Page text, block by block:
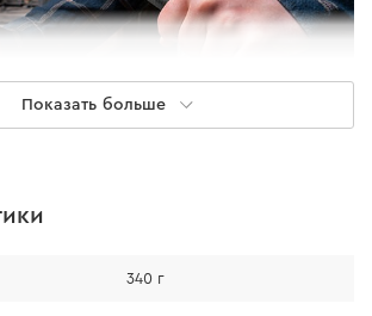
резина, обеспечивающая высокую
Показать больше
340 г